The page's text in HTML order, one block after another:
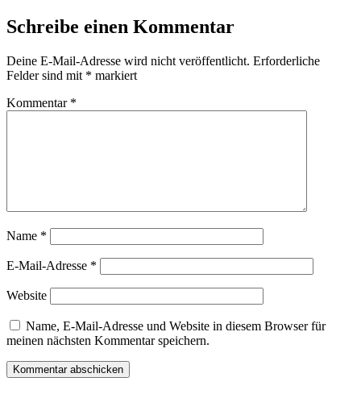
Schreibe einen Kommentar
Deine E-Mail-Adresse wird nicht veröffentlicht. Erforderliche
Felder sind mit * markiert
Kommentar *
Name *
E-Mail-Adresse *
Website
Name, E-Mail-Adresse und Website in diesem Browser für
meinen nächsten Kommentar speichern.